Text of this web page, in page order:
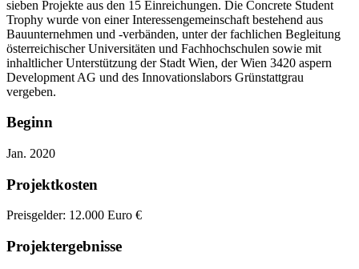
sieben Projekte aus den 15 Einreichungen. Die Concrete Student
Trophy wurde von einer Interessengemeinschaft bestehend aus
Bauunternehmen und -verbänden, unter der fachlichen Begleitung
österreichischer Universitäten und Fachhochschulen sowie mit
inhaltlicher Unterstützung der Stadt Wien, der Wien 3420 aspern
Development AG und des Innovationslabors Grünstattgrau
vergeben.
Beginn
Jan. 2020
Projektkosten
Preisgelder: 12.000 Euro €
Projektergebnisse